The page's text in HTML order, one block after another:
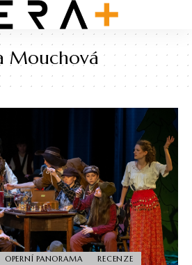
Mouchová
OPERNÍ PANORAMA
RECENZE